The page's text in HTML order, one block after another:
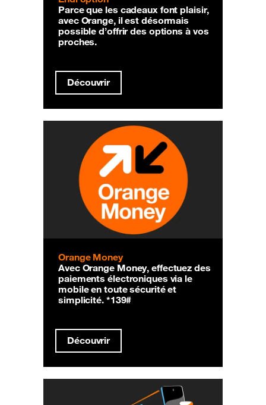
Parce que les cadeaux font plaisir,
avec Orange, il est désormais
possible d’offrir des options à vos
proches.
Découvrir
Orange Money
Avec Orange Money, effectuez des
paiements électroniques via le
mobile en toute sécurité et
simplicité. *139#
Découvrir